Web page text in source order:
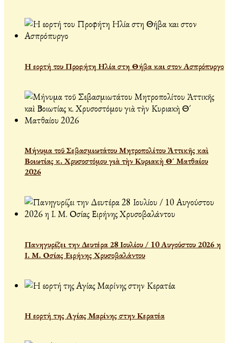
Η εορτή του Προφήτη Ηλία στη Θήβα και στον Ασπρόπυργο
Μήνυμα τοῦ Σεβασμιωτάτου Μητροπολίτου Ἀττικῆς καὶ
Βοιωτίας κ. Χρυσοστόμου γιὰ τὴν Κυριακὴ Θ´ Ματθαίου
2026
Πανηγυρίζει την Δευτέρα 28 Ιουλίου / 10 Αυγούστου 2026 η
Ι. Μ. Οσίας Ειρήνης Χρυσοβαλάντου
Η εορτή της Αγίας Μαρίνης στην Κερατέα